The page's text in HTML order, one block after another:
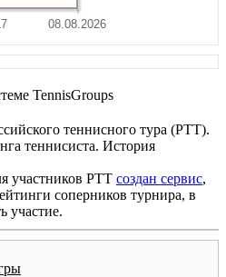
08.08.2026
TennisGroups
теннисного тура (РТТ).
теннисиста. История
участников РТТ создан сервис,
соперников турнира, в
участие.